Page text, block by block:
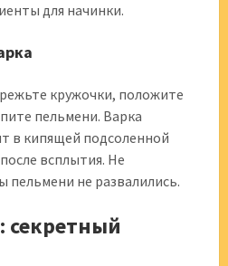
для начинки.
кружочки, положите
пельмени. Варка
в кипящей подсоленной
всплытия. Не
пельмени не развалились.
секретный